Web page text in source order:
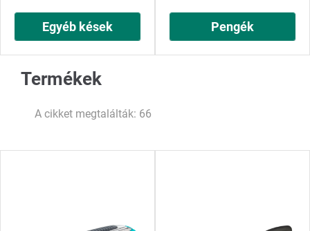
Egyéb kések Pengék
Termékek
A cikket megtalálták: 66